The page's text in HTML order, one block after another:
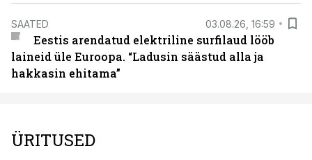
SAATED 03.08.26, 16:59
Eestis arendatud elektriline surfilaud lööb
laineid üle Euroopa. “Ladusin säästud alla ja
hakkasin ehitama”
ÜRITUSED